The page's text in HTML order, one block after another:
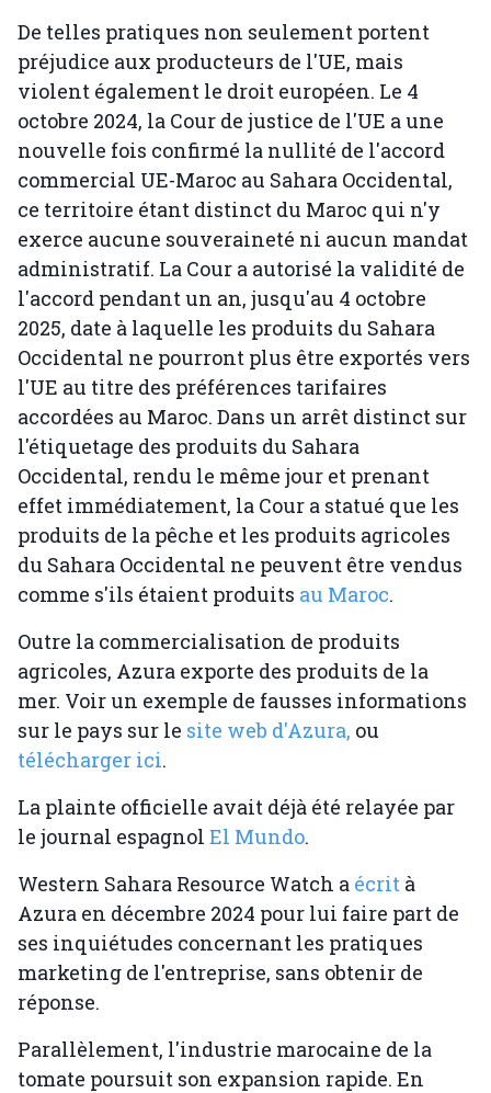
De telles pratiques non seulement portent
préjudice aux producteurs de l'UE, mais
violent également le droit européen. Le 4
octobre 2024, la Cour de justice de l'UE a une
nouvelle fois confirmé la nullité de l'accord
commercial UE-Maroc au Sahara Occidental,
ce territoire étant distinct du Maroc qui n'y
exerce aucune souveraineté ni aucun mandat
administratif. La Cour a autorisé la validité de
l'accord pendant un an, jusqu'au 4 octobre
2025, date à laquelle les produits du Sahara
Occidental ne pourront plus être exportés vers
l'UE au titre des préférences tarifaires
accordées au Maroc. Dans un arrêt distinct sur
l'étiquetage des produits du Sahara
Occidental, rendu le même jour et prenant
effet immédiatement, la Cour a statué que les
produits de la pêche et les produits agricoles
du Sahara Occidental ne peuvent être vendus
comme s'ils étaient produits au Maroc.
Outre la commercialisation de produits
agricoles, Azura exporte des produits de la
mer. Voir un exemple de fausses informations
sur le pays sur le site web d'Azura, ou
télécharger ici.
La plainte officielle avait déjà été relayée par
le journal espagnol El Mundo.
Western Sahara Resource Watch a écrit à
Azura en décembre 2024 pour lui faire part de
ses inquiétudes concernant les pratiques
marketing de l'entreprise, sans obtenir de
réponse.
Parallèlement, l'industrie marocaine de la
tomate poursuit son expansion rapide. En